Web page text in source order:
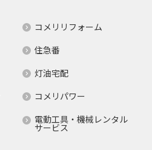
コメリリフォーム
住急番
灯油宅配
コメリパワー
電動工具・機械レンタル
サービス